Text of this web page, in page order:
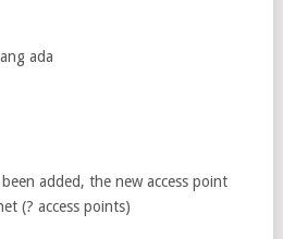
ada
added, the new access point
(? access points)